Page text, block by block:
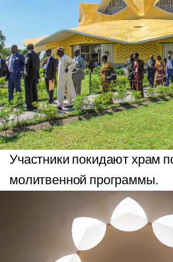
Участники покидают храм
молитвенной программы.